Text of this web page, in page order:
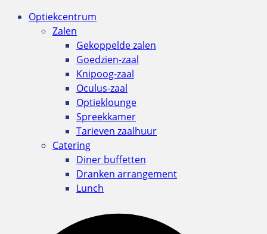
Optiekcentrum
Zalen
Gekoppelde zalen
Goedzien-zaal
Knipoog-zaal
Oculus-zaal
Optieklounge
Spreekkamer
Tarieven zaalhuur
Catering
Diner buffetten
Dranken arrangement
Lunch